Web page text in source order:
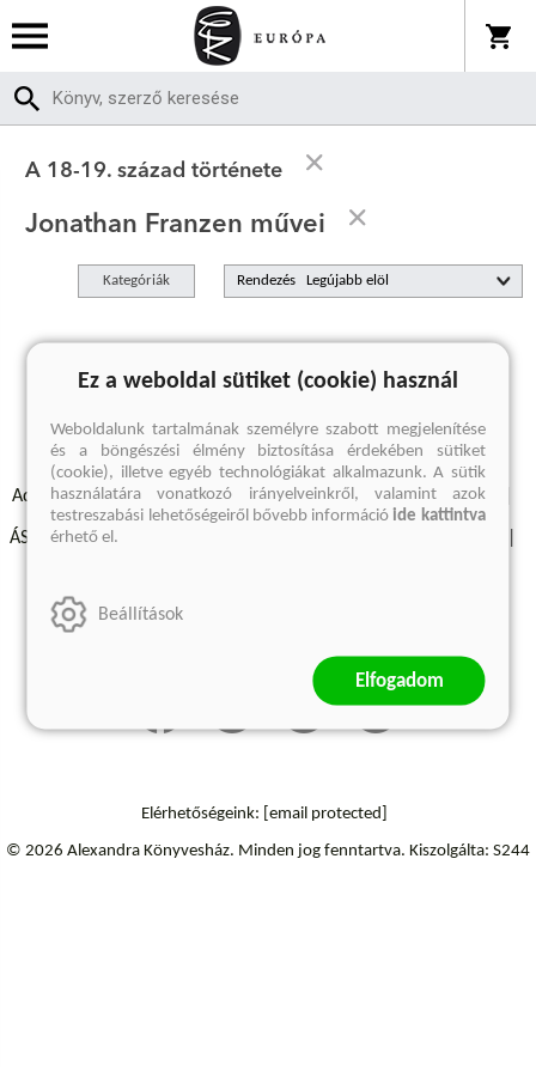
A 18-19. század története
Jonathan Franzen művei
Kategóriák Rendezés
A keresett kifejezésre nincs találat
Adatvédelmi szabályzatok Elállási felmondási nyilatkozat
ÁSZF - Vásárlási feltételek
Szállítási információk
Elérhetőségeink: [email protected]
© 2026 Alexandra Könyvesház. Minden jog fenntartva. Kiszolgálta: S244
Ez a weboldal sütiket (cookie) használ
Weboldalunk tartalmának személyre szabott megjelenítése
és a böngészési élmény biztosítása érdekében sütiket
(cookie), illetve egyéb technológiákat alkalmazunk. A sütik
használatára vonatkozó irányelveinkről, valamint azok
testreszabási lehetőségeiről bővebb információide kattintva
érhető el.
Beállítások
Elfogadom